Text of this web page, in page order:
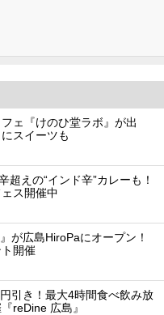
ェ『けのひ堂ラボ』が出
スイーツも
えの“インド辛”カレーも！
ス開催中
が広島HiroPaにオープン！
開催
引き！最大4時間食べ飲み放
reDine 広島』